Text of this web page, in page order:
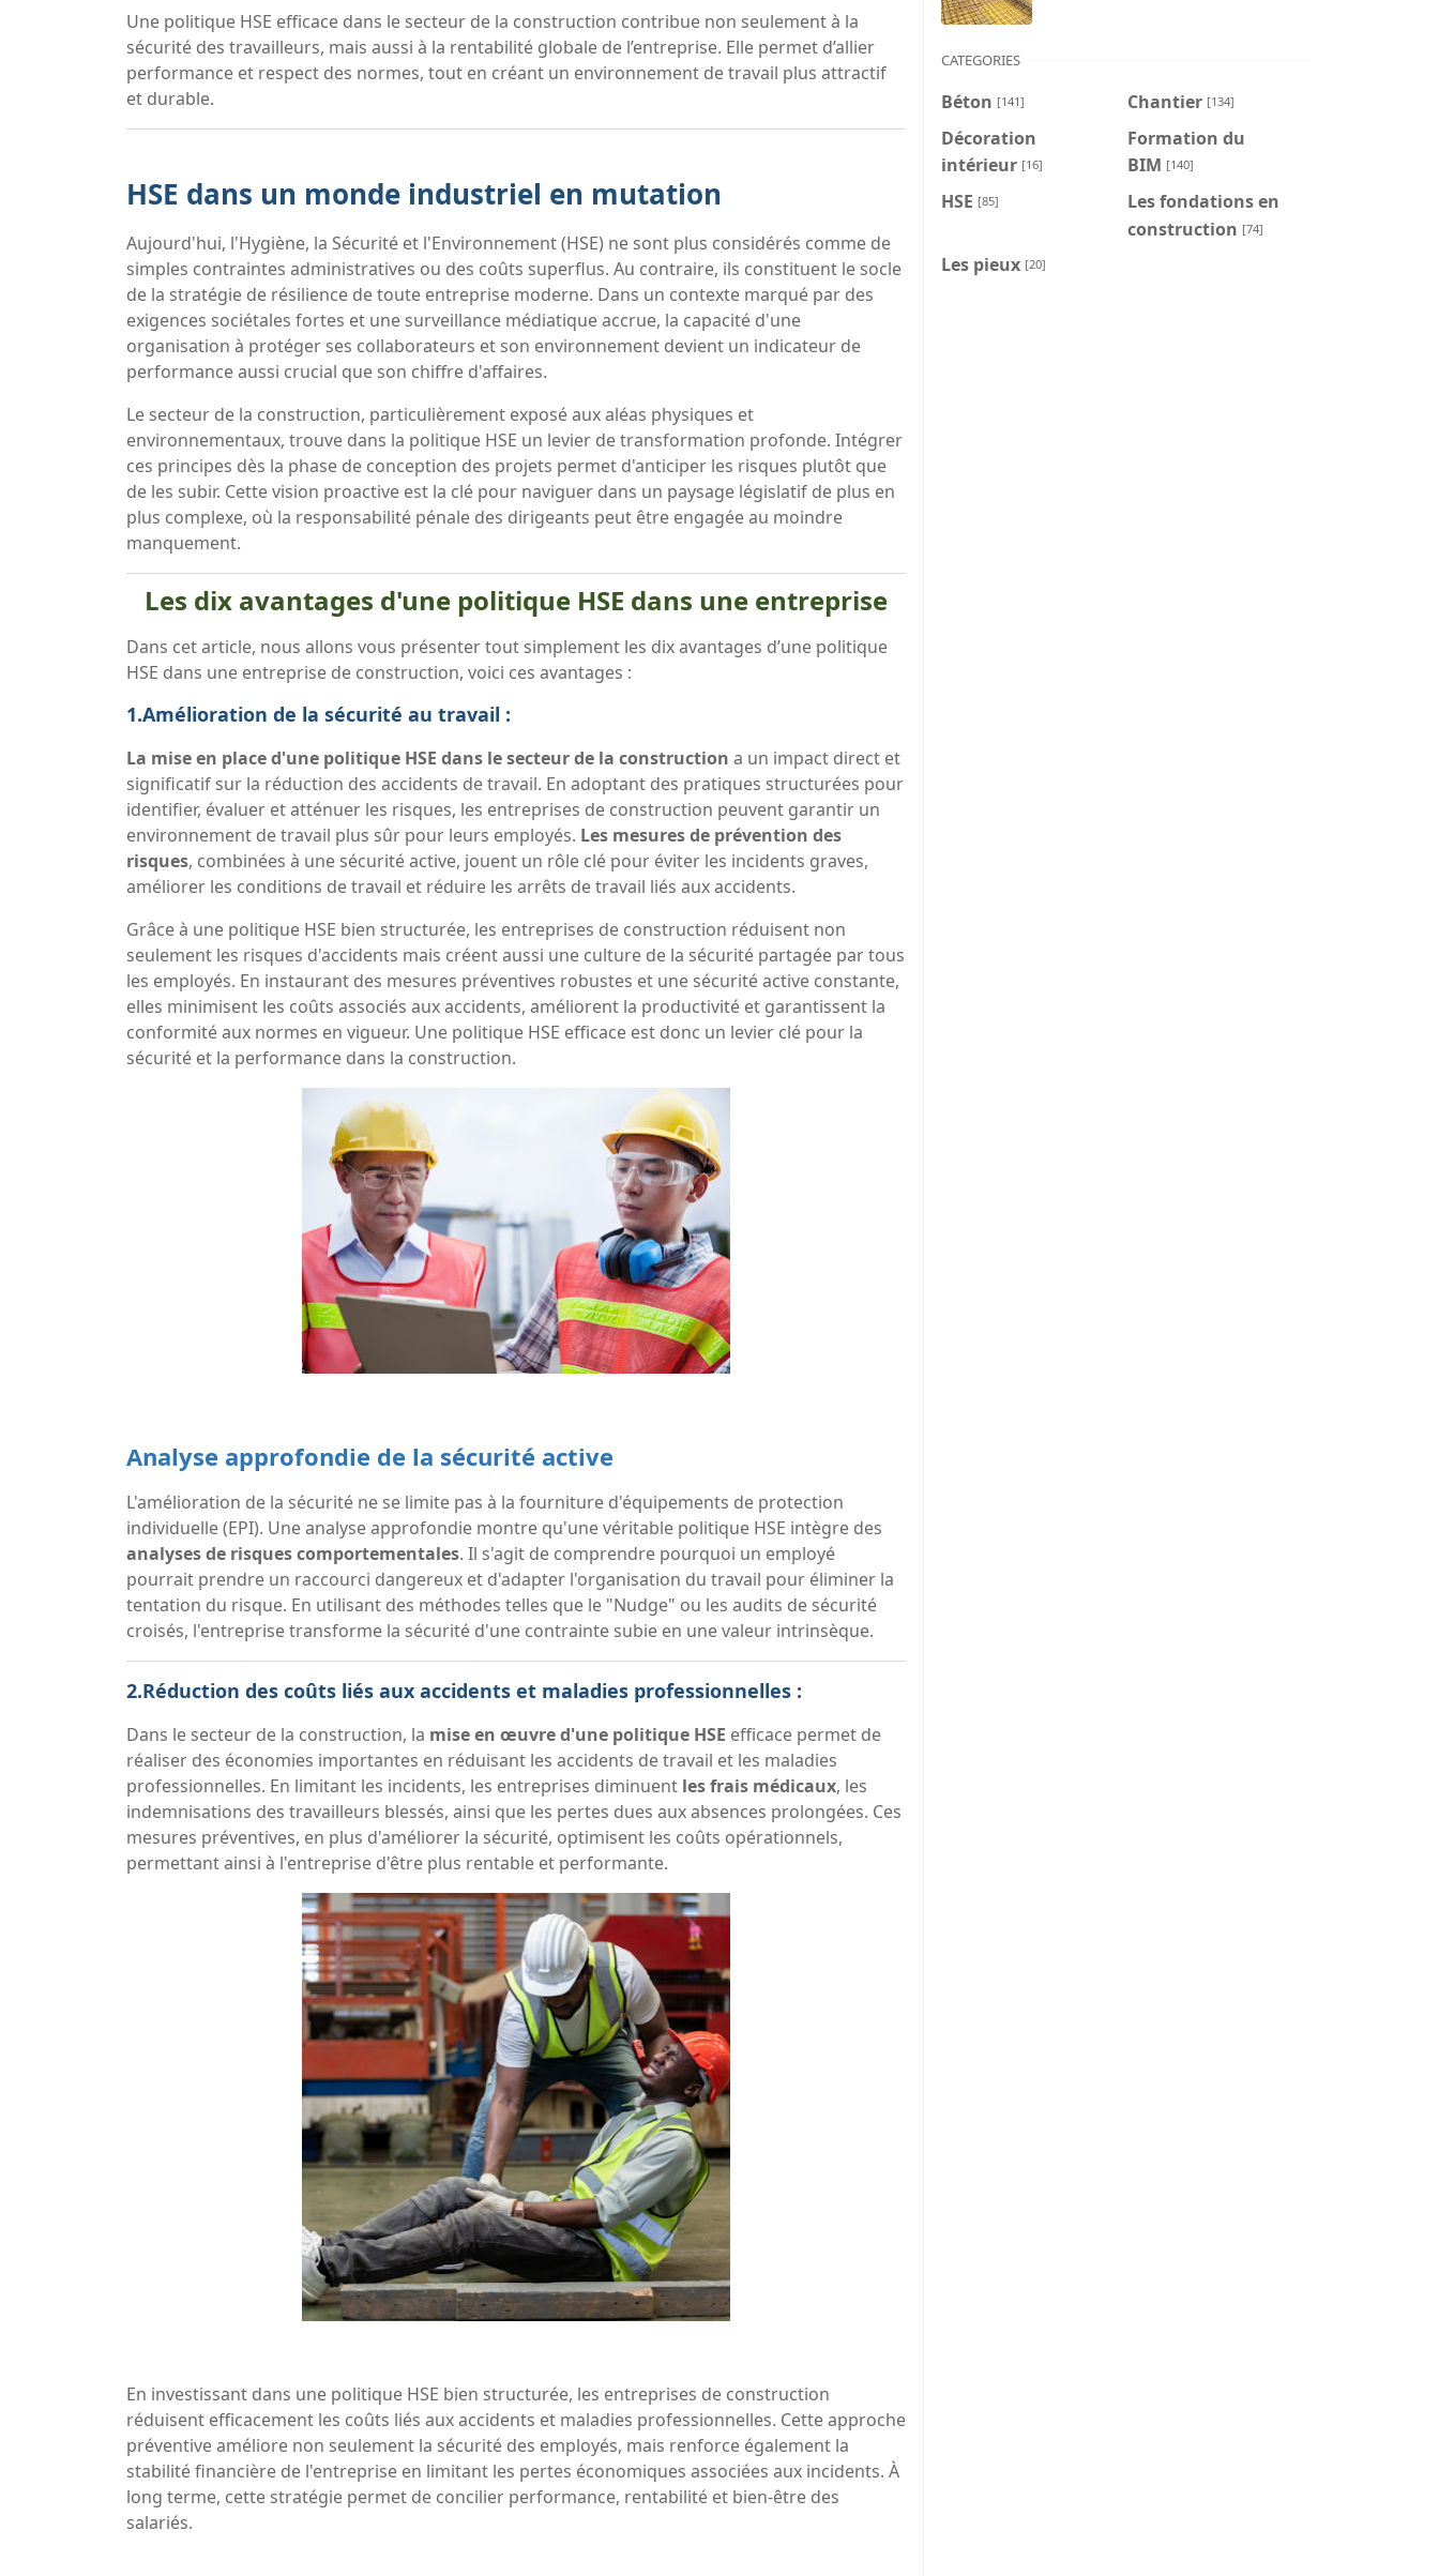
Une politique HSE efficace dans le secteur de la construction contribue non seulement à la
sécurité des travailleurs, mais aussi à la rentabilité globale de l’entreprise. Elle permet d’allier
performance et respect des normes, tout en créant un environnement de travail plus attractif
et durable.
HSE dans un monde industriel en mutation
Aujourd'hui, l'Hygiène, la Sécurité et l'Environnement (HSE) ne sont plus considérés comme de
simples contraintes administratives ou des coûts superflus. Au contraire, ils constituent le socle
de la stratégie de résilience de toute entreprise moderne. Dans un contexte marqué par des
exigences sociétales fortes et une surveillance médiatique accrue, la capacité d'une
organisation à protéger ses collaborateurs et son environnement devient un indicateur de
performance aussi crucial que son chiffre d'affaires.
Le secteur de la construction, particulièrement exposé aux aléas physiques et
environnementaux, trouve dans la politique HSE un levier de transformation profonde. Intégrer
ces principes dès la phase de conception des projets permet d'anticiper les risques plutôt que
de les subir. Cette vision proactive est la clé pour naviguer dans un paysage législatif de plus en
plus complexe, où la responsabilité pénale des dirigeants peut être engagée au moindre
manquement.
Les dix avantages d'une politique HSE dans une entreprise
Dans cet article, nous allons vous présenter tout simplement les dix avantages d’une politique
HSE dans une entreprise de construction, voici ces avantages :
1.Amélioration de la sécurité au travail :
La mise en place d'une politique HSE dans le secteur de la construction a un impact direct et
significatif sur la réduction des accidents de travail. En adoptant des pratiques structurées pour
identifier, évaluer et atténuer les risques, les entreprises de construction peuvent garantir un
environnement de travail plus sûr pour leurs employés. Les mesures de prévention des
risques, combinées à une sécurité active, jouent un rôle clé pour éviter les incidents graves,
améliorer les conditions de travail et réduire les arrêts de travail liés aux accidents.
Grâce à une politique HSE bien structurée, les entreprises de construction réduisent non
seulement les risques d'accidents mais créent aussi une culture de la sécurité partagée par tous
les employés. En instaurant des mesures préventives robustes et une sécurité active constante,
elles minimisent les coûts associés aux accidents, améliorent la productivité et garantissent la
conformité aux normes en vigueur. Une politique HSE efficace est donc un levier clé pour la
sécurité et la performance dans la construction.
Analyse approfondie de la sécurité active
L'amélioration de la sécurité ne se limite pas à la fourniture d'équipements de protection
individuelle (EPI). Une analyse approfondie montre qu'une véritable politique HSE intègre des
analyses de risques comportementales. Il s'agit de comprendre pourquoi un employé
pourrait prendre un raccourci dangereux et d'adapter l'organisation du travail pour éliminer la
tentation du risque. En utilisant des méthodes telles que le "Nudge" ou les audits de sécurité
croisés, l'entreprise transforme la sécurité d'une contrainte subie en une valeur intrinsèque.
2.Réduction des coûts liés aux accidents et maladies professionnelles :
Dans le secteur de la construction, la mise en œuvre d'une politique HSE efficace permet de
réaliser des économies importantes en réduisant les accidents de travail et les maladies
professionnelles. En limitant les incidents, les entreprises diminuent les frais médicaux, les
indemnisations des travailleurs blessés, ainsi que les pertes dues aux absences prolongées. Ces
mesures préventives, en plus d'améliorer la sécurité, optimisent les coûts opérationnels,
permettant ainsi à l'entreprise d'être plus rentable et performante.
En investissant dans une politique HSE bien structurée, les entreprises de construction
réduisent efficacement les coûts liés aux accidents et maladies professionnelles. Cette approche
préventive améliore non seulement la sécurité des employés, mais renforce également la
stabilité financière de l'entreprise en limitant les pertes économiques associées aux incidents. À
long terme, cette stratégie permet de concilier performance, rentabilité et bien-être des
salariés.
CATEGORIES
Béton [141] Chantier [134]
Décoration
intérieur [16]
Formation du
BIM [140]
HSE [85]
Les fondations en
construction [74]
Les pieux [20]